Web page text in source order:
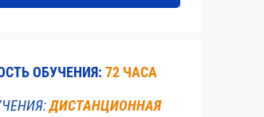
ОБУЧЕНИЯ: 72 ЧАСА
ДИСТАНЦИОННАЯ
изысканий 4
безопасности.
6